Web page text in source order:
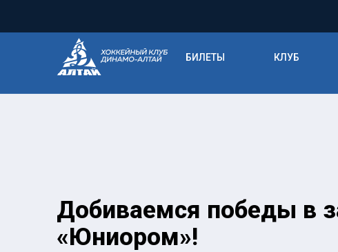
БИЛЕТЫ КЛУБ
Добиваемся победы в
«Юниором»!